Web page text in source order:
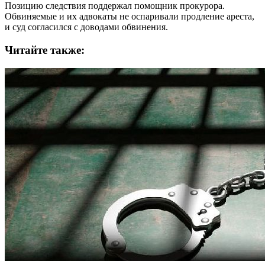
Позицию следствия поддержал помощник прокурора.
Обвиняемые и их адвокаты не оспаривали продление ареста,
и суд согласился с доводами обвинения.
Читайте также: